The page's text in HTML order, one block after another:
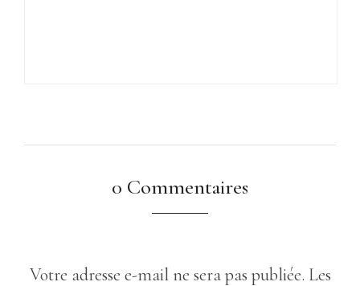
0 Commentaires
Votre adresse e-mail ne sera pas publiée. Les